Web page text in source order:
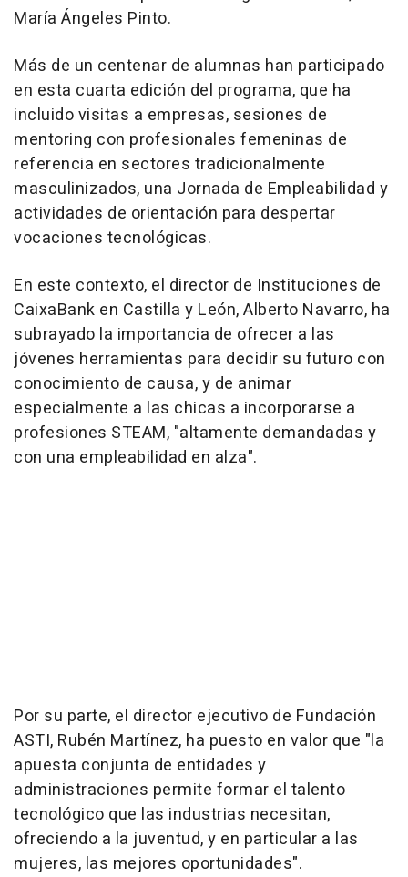
María Ángeles Pinto.
Más de un centenar de alumnas han participado
en esta cuarta edición del programa, que ha
incluido visitas a empresas, sesiones de
mentoring con profesionales femeninas de
referencia en sectores tradicionalmente
masculinizados, una Jornada de Empleabilidad y
actividades de orientación para despertar
vocaciones tecnológicas.
En este contexto, el director de Instituciones de
CaixaBank en Castilla y León, Alberto Navarro, ha
subrayado la importancia de ofrecer a las
jóvenes herramientas para decidir su futuro con
conocimiento de causa, y de animar
especialmente a las chicas a incorporarse a
profesiones STEAM, "altamente demandadas y
con una empleabilidad en alza".
Por su parte, el director ejecutivo de Fundación
ASTI, Rubén Martínez, ha puesto en valor que "la
apuesta conjunta de entidades y
administraciones permite formar el talento
tecnológico que las industrias necesitan,
ofreciendo a la juventud, y en particular a las
mujeres, las mejores oportunidades".